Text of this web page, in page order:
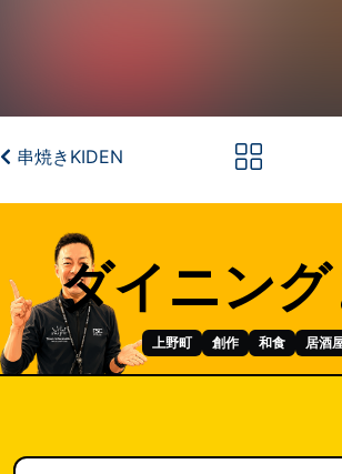
串焼きKIDEN
ダイニング
上野町 創作 和食 居酒